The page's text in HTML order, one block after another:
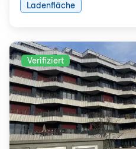
Ladenfläche
Verifiziert